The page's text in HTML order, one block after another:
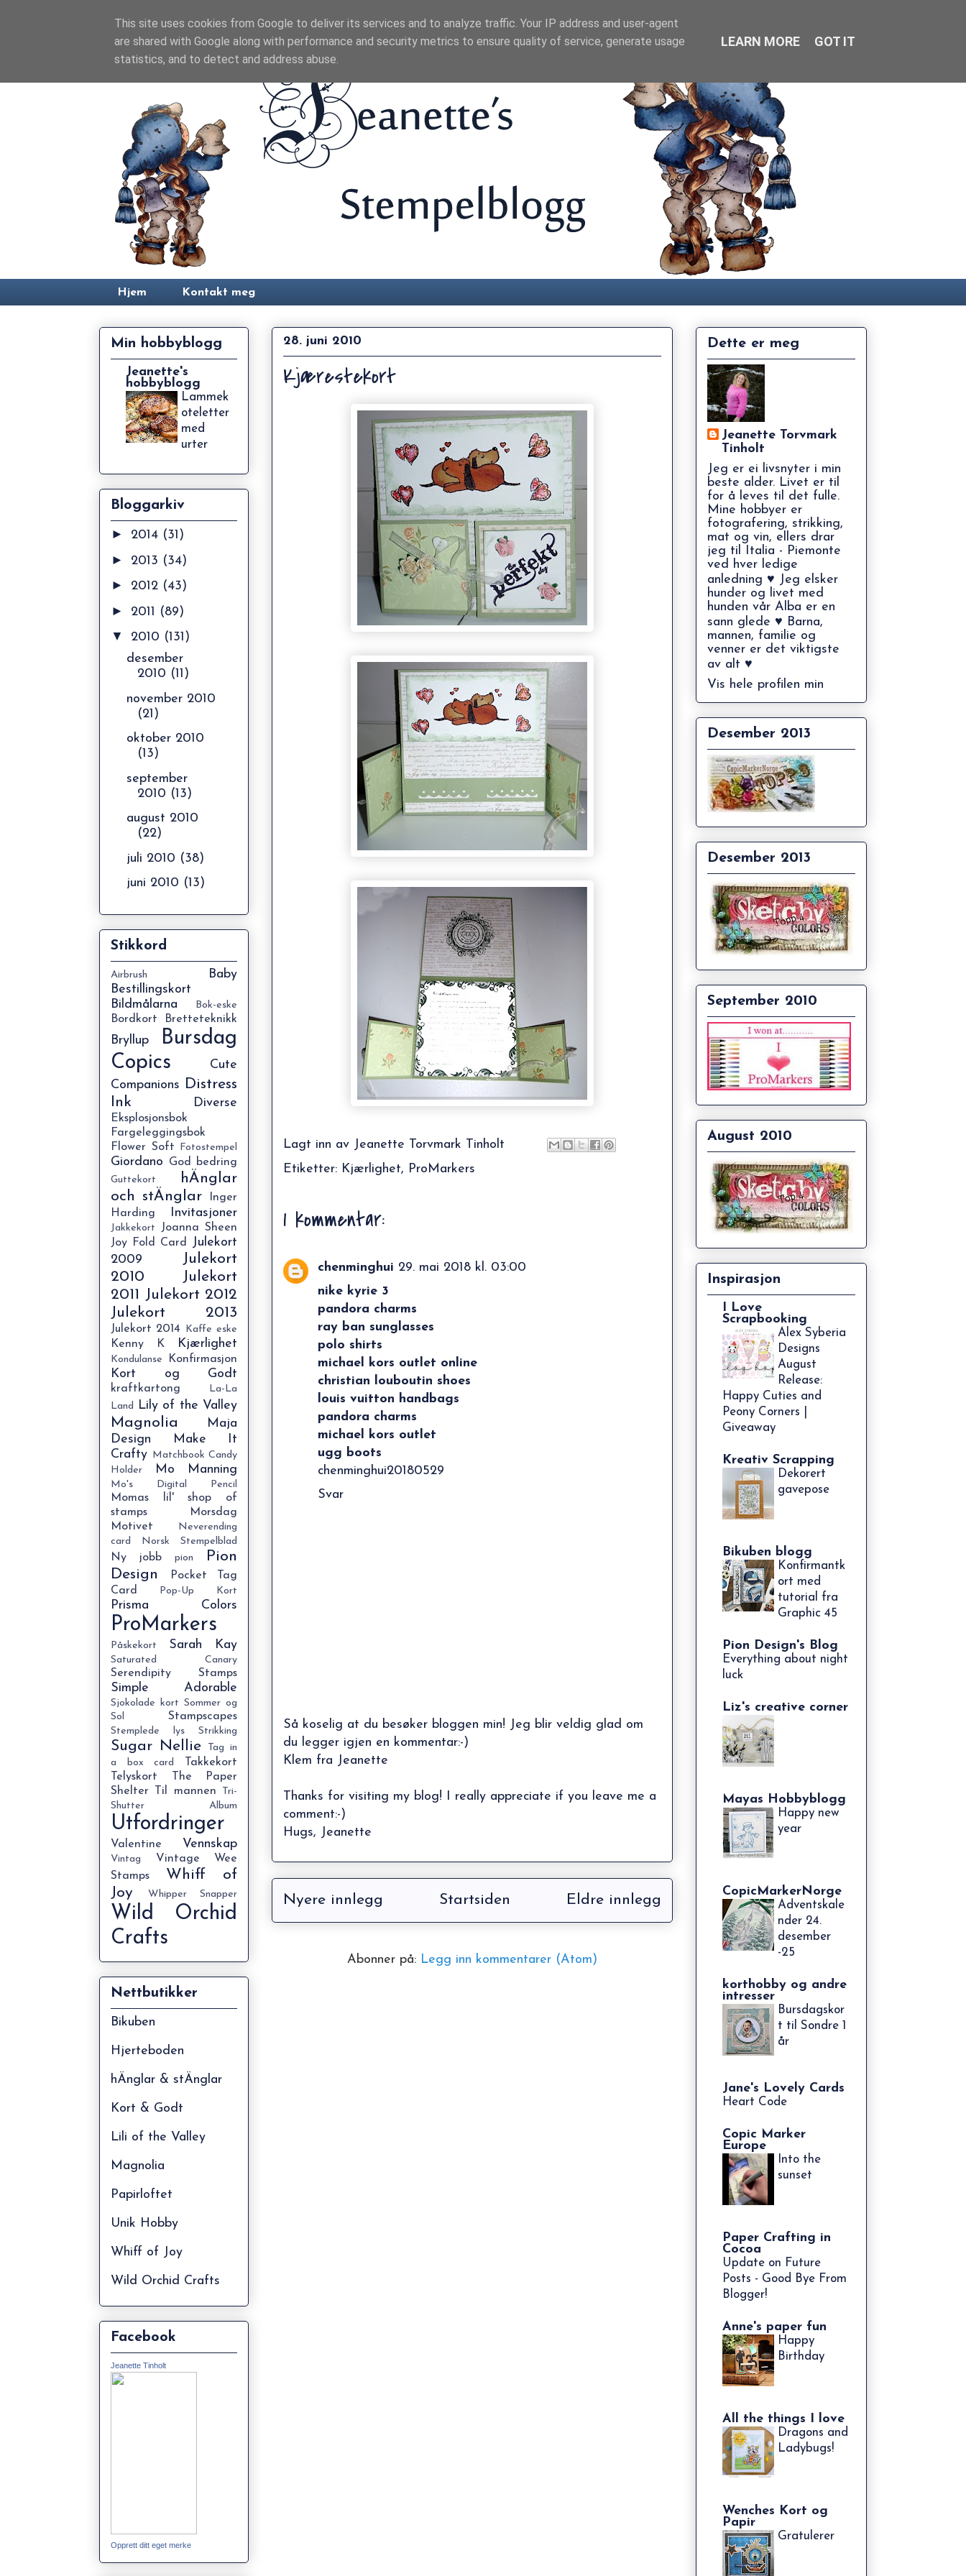
Hjem Kontakt meg
28. juni 2010
Kjærestekort
Lagt inn av Jeanette Torvmark Tinholt
Etiketter: Kjærlighet, ProMarkers
1 kommentar:
chenminghui 29. mai 2018 kl. 03:00
nike kyrie 3
pandora charms
ray ban sunglasses
polo shirts
michael kors outlet online
christian louboutin shoes
louis vuitton handbags
pandora charms
michael kors outlet
ugg boots
chenminghui20180529
Svar
Så koselig at du besøker bloggen min! Jeg blir veldig glad om
du legger igjen en kommentar:-)
Klem fra Jeanette
Thanks for visiting my blog! I really appreciate if you leave me a
comment:-)
Hugs, Jeanette
Nyere innlegg Eldre innlegg
Startsiden
Abonner på: Legg inn kommentarer (Atom)
Min hobbyblogg
Jeanette's
hobbyblogg
Lammek
oteletter
med
urter
Bloggarkiv
► 2014 (31)
► 2013 (34)
► 2012 (43)
► 2011 (89)
▼ 2010 (131)
desember
2010 (11)
november 2010
(21)
oktober 2010
(13)
september
2010 (13)
august 2010
(22)
juli 2010 (38)
juni 2010 (13)
Stikkord
Airbrush
Baby
Bestillingskort
Bildmålarna
Bok-eske
Bordkort Bretteteknikk
Bryllup
Bursdag
Copics
Cute
Companions
Distress
Ink
Diverse
Eksplosjonsbok
Fargeleggingsbok
Flower Soft Fotostempel
Giordano God bedring
Guttekort
hÄnglar
och stÄnglar
Inger
Harding
Invitasjoner
Jakkekort
Joanna Sheen
Joy Fold Card
Julekort
2009
Julekort
2010
Julekort
2011
Julekort 2012
Julekort 2013
Julekort 2014 Kaffe eske
Kenny K Kjærlighet
Kondulanse Konfirmasjon
Kort og Godt
kraftkartong
La-La
Land Lily of the Valley
Magnolia
Maja
Design
Make It
Crafty Matchbook Candy
Holder
Mo Manning
Mo's Digital Pencil
Momas lil' shop of
stamps
Morsdag
Motivet
Neverending
card
Norsk Stempelblad
Ny jobb pion
Pion
Design
Pocket Tag
Card
Pop-Up Kort
Prisma Colors
ProMarkers
Påskekort Sarah Kay
Saturated Canary
Serendipity Stamps
Simple Adorable
Sjokolade kort Sommer og
Sol
Stampscapes
Stemplede lys Strikking
Sugar Nellie
Tag in
a box card
Takkekort
Telyskort
The Paper
Shelter
Til mannen
Tri-
Shutter Album
Utfordringer
Valentine Vennskap
Vintag Vintage
Wee
Stamps
Whiff of
Joy
Whipper Snapper
Wild Orchid
Crafts
Nettbutikker
Bikuben
Hjerteboden
hÄnglar & stÄnglar
Kort & Godt
Lili of the Valley
Magnolia
Papirloftet
Unik Hobby
Whiff of Joy
Wild Orchid Crafts
Facebook
Jeanette Tinholt
Opprett ditt eget merke
Dette er meg
Jeanette Torvmark
Tinholt
Jeg er ei livsnyter i min
beste alder. Livet er til
for å leves til det fulle.
Mine hobbyer er
fotografering, strikking,
mat og vin, ellers drar
jeg til Italia - Piemonte
ved hver ledige
anledning ♥ Jeg elsker
hunder og livet med
hunden vår Alba er en
sann glede ♥ Barna,
mannen, familie og
venner er det viktigste
av alt ♥
Vis hele profilen min
Desember 2013
Desember 2013
September 2010
August 2010
Inspirasjon
I Love
Scrapbooking
Alex Syberia
Designs
August
Release:
Happy Cuties and
Peony Corners |
Giveaway
Kreativ Scrapping
Dekorert
gavepose
Bikuben blogg
Konfirmantk
ort med
tutorial fra
Graphic 45
Pion Design's Blog
Everything about night
luck
Liz's creative corner
Mayas Hobbyblogg
Happy new
year
CopicMarkerNorge
Adventskale
nder 24.
desember
-25
korthobby og andre
intresser
Bursdagskor
t til Sondre 1
år
Jane's Lovely Cards
Heart Code
Copic Marker
Europe
Into the
sunset
Paper Crafting in
Cocoa
Update on Future
Posts - Good Bye From
Blogger!
Anne's paper fun
Happy
Birthday
All the things I love
Dragons and
Ladybugs!
Wenches Kort og
Papir
Gratulerer
This site uses cookies from Google to deliver its services and to analyze traffic. Your IP address and user-agent
are shared with Google along with performance and security metrics to ensure quality of service, generate usage
statistics, and to detect and address abuse.
LEARN MORE GOT IT